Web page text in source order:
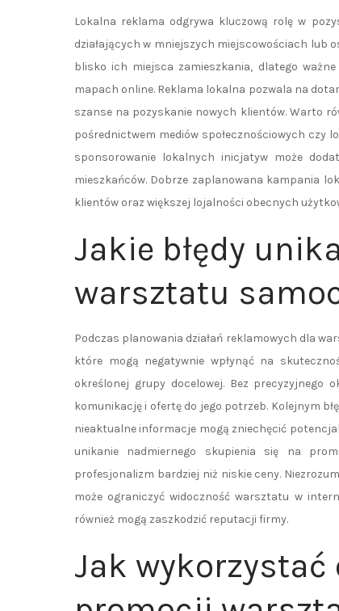
Lokalna reklama odgrywa kluczową rolę w
działających w mniejszych miejscowościach lub
blisko ich miejsca zamieszkania, dlatego
mapach online. Reklama lokalna pozwala na
szanse na pozyskanie nowych klientów. Warto
pośrednictwem mediów społecznościowych
sponsorowanie lokalnych inicjatyw może
mieszkańców. Dobrze zaplanowana kampania
klientów oraz większej lojalności obecnych
Jakie błędy
warsztatu
Podczas planowania działań reklamowych dla
które mogą negatywnie wpłynąć na
określonej grupy docelowej. Bez
komunikację i ofertę do jego potrzeb. Kolejnym
nieaktualne informacje mogą zniechęcić
unikanie nadmiernego skupienia się na
profesjonalizm bardziej niż niskie ceny.
może ograniczyć widoczność warsztatu w
również mogą zaszkodzić reputacji firmy.
Jak